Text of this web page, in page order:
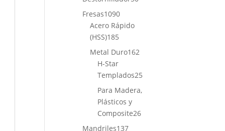
Fresas10901090
productos
Acero Rápido
(HSS)185
productos
Metal Duro162
H-Star
Templados25
Para Madera,
Plásticos y
Composite2626
Mandriles137137